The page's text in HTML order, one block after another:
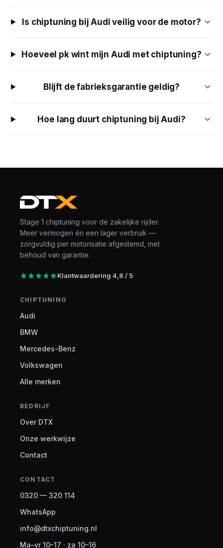
Is chiptuning bij Audi veilig voor de motor?
Hoeveel pk wint mijn Audi met chiptuning?
Blijft de fabrieksgarantie geldig?
Hoe lang duurt chiptuning bij Audi?
Stage 1 chiptuning voor de zakelijke rijder.
Meer vermogen én een lager verbruik —
zorgvuldig per motorisatie afgestemd, met
behoud van garantie.
Klantwaardering 4,8 / 5
CHIPTUNING
Audi
BMW
Mercedes-Benz
Volkswagen
Alle merken
BEDRIJF
Over DTX
Onze werkwijze
Contact
CONTACT
0320 — 320 114
WhatsApp
info@dtxchiptuning.nl
Ma–vr 10–17 · za 10–16